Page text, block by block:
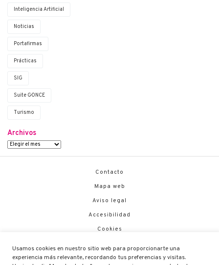
Inteligencia Artificial
Noticias
Portafirmas
Prácticas
SIG
Suite G·ONCE
Turismo
Archivos
Contacto
Mapa web
Aviso legal
Accesibilidad
Cookies
Canal de Denuncias
Usamos cookies en nuestro sitio web para proporcionarte una
experiencia más relevante, recordando tus preferencias y visitas.